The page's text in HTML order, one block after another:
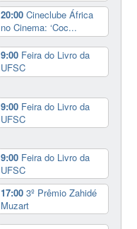
20:00Cineclube África
no Cinema: ‘Coc...
9:00 Feira do Livro da
UFSC
9:00 Feira do Livro da
UFSC
9:00 Feira do Livro da
UFSC
17:003º Prêmio Zahidé
Muzart